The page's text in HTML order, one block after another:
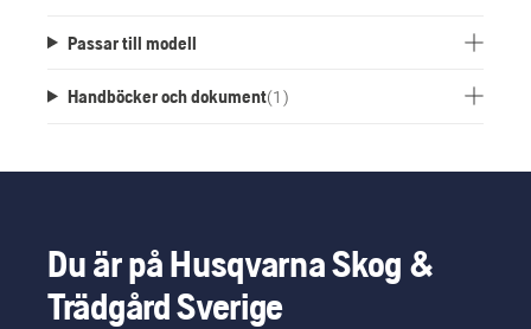
Passar till modell
Handböcker och dokument(1 )
Du är på Husqvarna Skog &
Trädgård Sverige